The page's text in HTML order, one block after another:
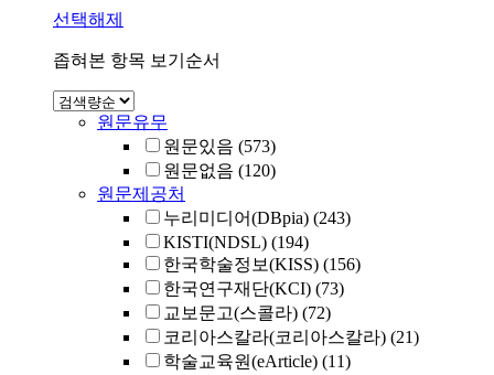
선택해제
좁혀본 항목 보기순서
원문유무
원문있음 (573)
원문없음 (120)
원문제공처
누리미디어(DBpia) (243)
KISTI(NDSL) (194)
한국학술정보(KISS) (156)
한국연구재단(KCI) (73)
교보문고(스콜라) (72)
코리아스칼라(코리아스칼라) (21)
학술교육원(eArticle) (11)